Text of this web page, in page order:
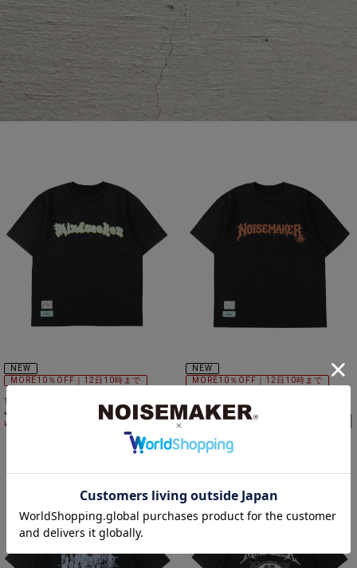
NEW
MORE10％OFF｜12日10時まで
TEE①NOISE×mindseeker×99％IS-
¥
¥ 20%OFF
NEW
MORE10％OFF｜12日10時まで
¥19,800